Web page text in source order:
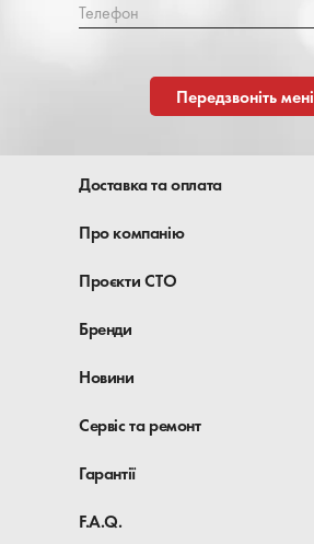
Телефон
Передзвоніть мені
Доставка та оплата
Про компанію
Проєкти СТО
Бренди
Новини
Сервіс та ремонт
Гарантії
F.A.Q.